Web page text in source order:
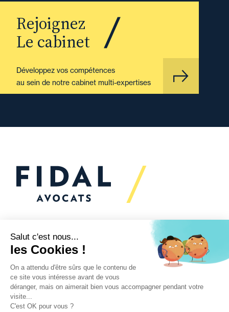
Rejoignez
Le cabinet
Développez vos compétences
au sein de notre cabinet multi-expertises
Vous souhaitez échanger
avec nous ?
Nous sommes
à votre écoute